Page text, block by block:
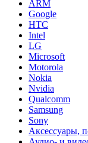
ARM
Google
HTC
Intel
LG
Microsoft
Motorola
Nokia
Nvidia
Qualcomm
Samsung
Sony
Аксессуары,